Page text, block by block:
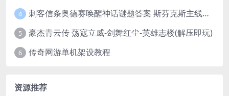
4 刺客信条奥德赛唤醒神话谜题答案 斯芬克斯主线攻略
5 豪杰青云传 荡寇立威-剑舞红尘-英雄志楼(解压即玩)
6 传奇网游单机架设教程
资源推荐